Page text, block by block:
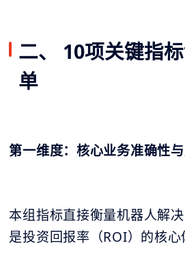
二、 10项关键指
单
第一维度：核心业务准确性
本组指标直接衡量机器人解决
是投资回报率（ROI）的核心